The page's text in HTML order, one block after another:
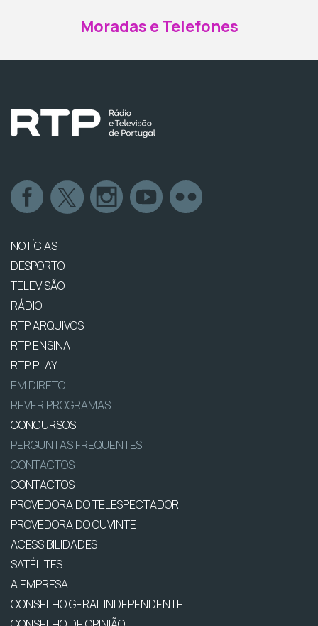
Moradas e Telefones
NOTÍCIAS
DESPORTO
TELEVISÃO
RÁDIO
RTP ARQUIVOS
RTP ENSINA
RTP PLAY
EM DIRETO
REVER PROGRAMAS
CONCURSOS
PERGUNTAS FREQUENTES
CONTACTOS
CONTACTOS
PROVEDORA DO TELESPECTADOR
PROVEDORA DO OUVINTE
ACESSIBILIDADES
SATÉLITES
A EMPRESA
CONSELHO GERAL INDEPENDENTE